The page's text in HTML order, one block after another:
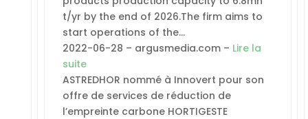
t/yr by the end of 2026.The firm aims to
start operations of the…
2022-06-28 – argusmedia.com – Lire la
suite
ASTREDHOR nommé à Innovert pour son
offre de services de réduction de
l’empreinte carbone HORTIGESTE